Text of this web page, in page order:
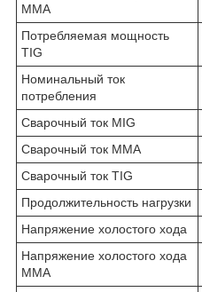
ММА
Потребляемая мощность
TIG
Номинальный ток
потребления
Сварочный ток MIG
Сварочный ток MMA
Сварочный ток TIG
Продолжительность нагрузки
Напряжение холостого хода
Напряжение холостого хода
MMA